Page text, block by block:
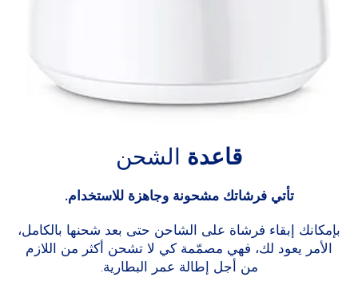
قاعدة الشحن
تأتي فرشاتك مشحونة وجاهزة للاستخدام.
بإمكانك إبقاء فرشاة على الشاحن حتى بعد شحنها بالكامل،
الأمر يعود لك، فهي مصمّمة كي لا تشحن أكثر من اللازم
من أجل إطالة عمر البطارية.